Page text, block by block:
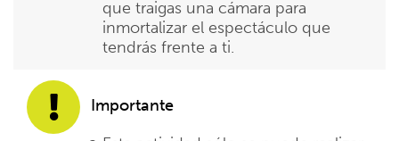
que traigas una cámara para
inmortalizar el espectáculo que
tendrás frente a ti.
Importante